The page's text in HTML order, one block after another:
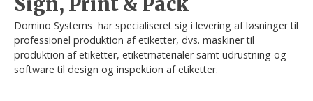
Domino Systems har specialiseret sig i levering af løsninger til
professionel produktion af etiketter, dvs. maskiner til
produktion af etiketter, etiketmaterialer samt udrustning og
software til design og inspektion af etiketter.